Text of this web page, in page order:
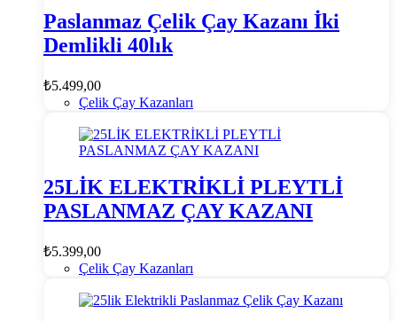
Paslanmaz Çelik Çay Kazanı İki
Demlikli 40lık
₺5.499,00
Çelik Çay Kazanları
25LİK ELEKTRİKLİ PLEYTLİ
PASLANMAZ ÇAY KAZANI
₺5.399,00
Çelik Çay Kazanları